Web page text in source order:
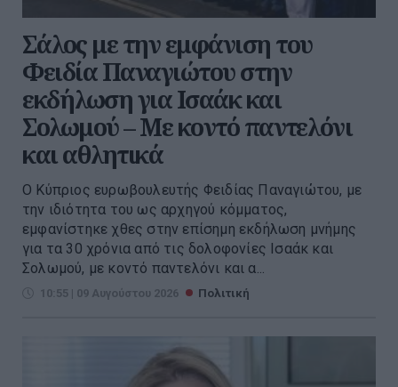
Σάλος με την εμφάνιση του
Φειδία Παναγιώτου στην
εκδήλωση για Ισαάκ και
Σολωμού – Με κοντό παντελόνι
και αθλητικά
Ο Κύπριος ευρωβουλευτής Φειδίας Παναγιώτου, με
την ιδιότητα του ως αρχηγού κόμματος,
εμφανίστηκε χθες στην επίσημη εκδήλωση μνήμης
για τα 30 χρόνια από τις δολοφονίες Ισαάκ και
Σολωμού, με κοντό παντελόνι και α...
10:55 | 09 Αυγούστου 2026 Πολιτική